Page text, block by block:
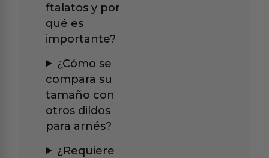
ftalatos y por
qué es
importante?
¿Cómo se
compara su
tamaño con
otros dildos
para arnés?
¿Requiere